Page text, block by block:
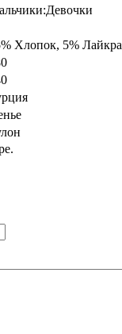
Хлопок, 5% Лайкра